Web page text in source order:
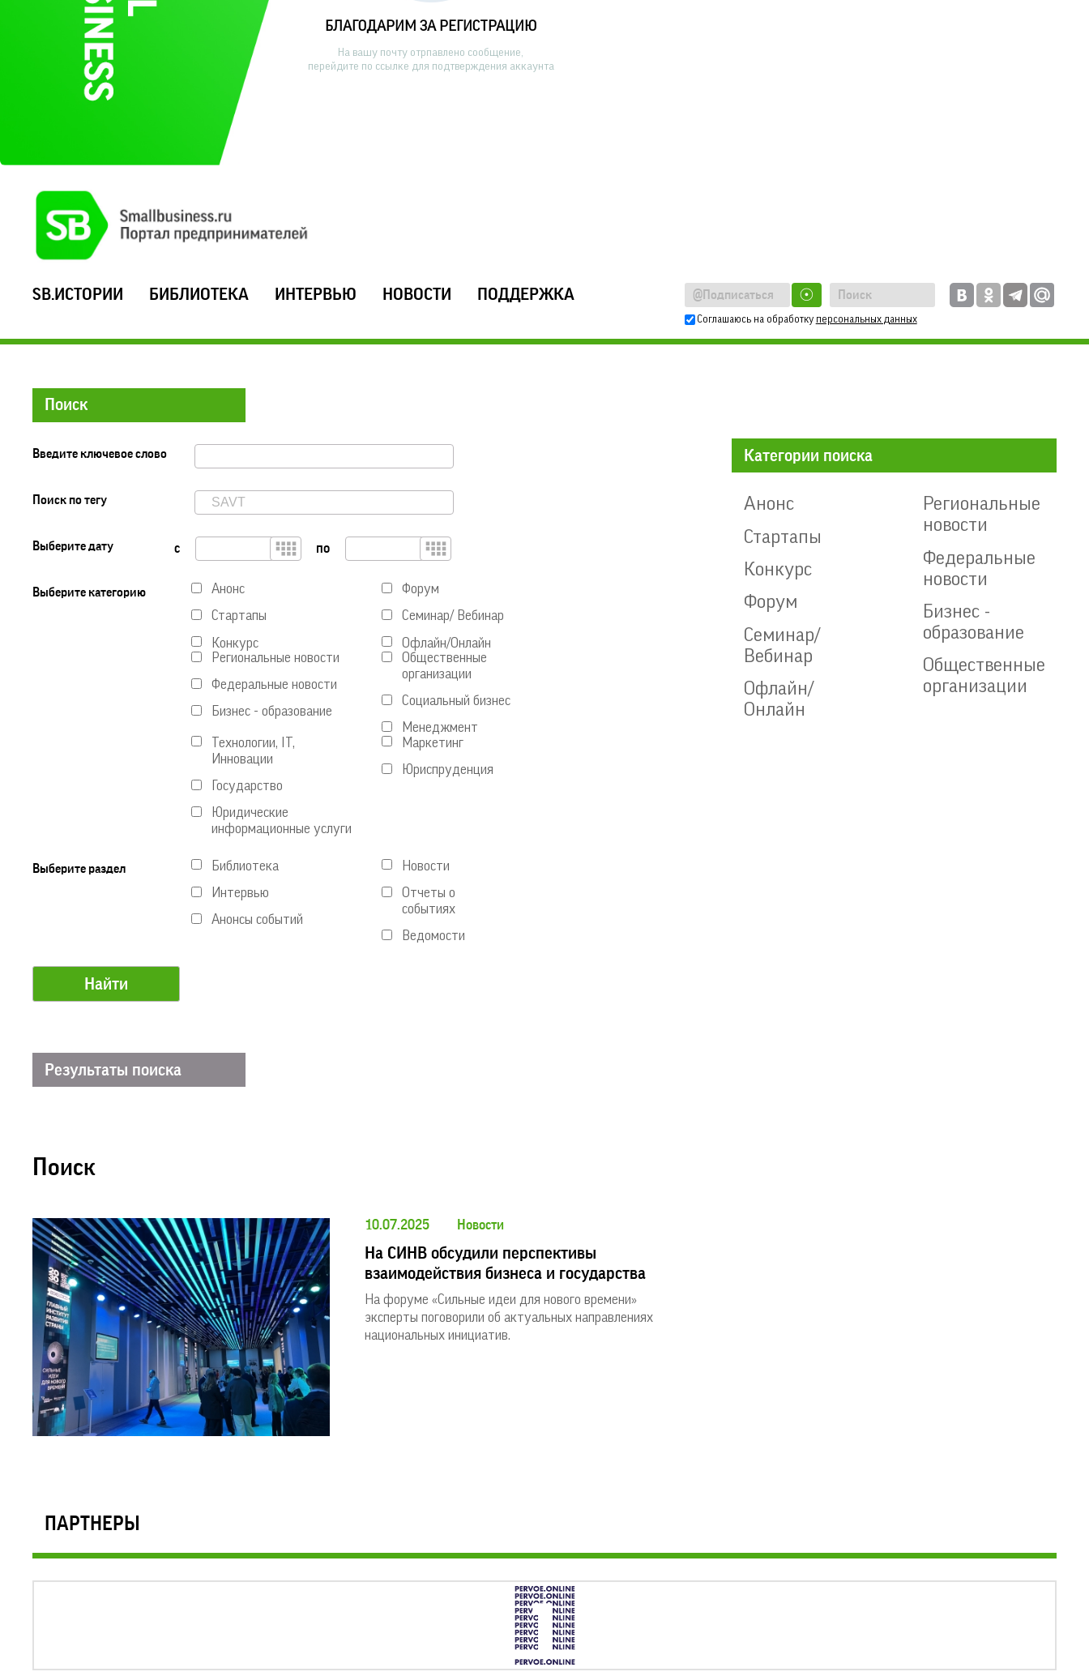
БЛАГОДАРИМ ЗА РЕГИСТРАЦИЮ
На вашу почту отрпавлено сообщение,
перейдите по ссылке для подтверждения аккаунта
SB.ИСТОРИИ БИБЛИОТЕКА ИНТЕРВЬЮ НОВОСТИ ПОДДЕРЖКА ☉
Соглашаюсь на обработку персональных данных
Поиск
Введите ключевое слово
Поиск по тегу
Выберите дату с по
Выберите категорию
Анонс
Стартапы
Конкурс
Форум
Семинар/ Вебинар
Офлайн/Онлайн
Региональные новости
Федеральные новости
Бизнес - образование
Общественные
организации
Социальный бизнес
Менеджмент
Технологии, IT,
Инновации
Государство
Юридические
информационные услуги
Маркетинг
Юриспруденция
Выберите раздел
Библиотека
Интервью
Анонсы событий
Новости
Отчеты о
событиях
Ведомости
Результаты поиска
Поиск
10.07.2025 Новости
На СИНВ обсудили перспективы
взаимодействия бизнеса и государства
На форуме «Сильные идеи для нового времени»
эксперты поговорили об актуальных направлениях
национальных инициатив.
Категории поиска
Анонс
Стартапы
Конкурс
Форум
Семинар/
Вебинар
Офлайн/
Онлайн
Региональные
новости
Федеральные
новости
Бизнес -
образование
Общественные
организации
ПАРТНЕРЫ